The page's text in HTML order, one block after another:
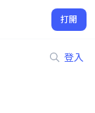
打開
登入